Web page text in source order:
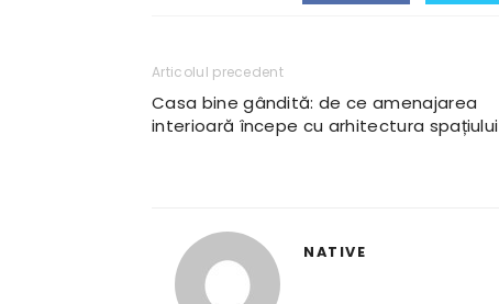
Articolul precedent
Casa bine gândită: de ce amenajarea
interioară începe cu arhitectura spațiului
NATIVE